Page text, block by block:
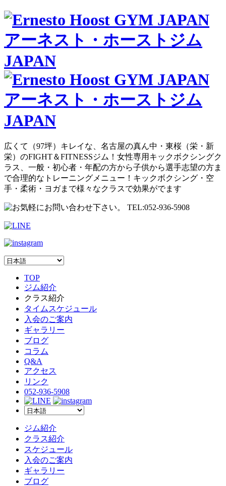
広くて（97坪）キレイな、名古屋の真ん中・東桜（栄・新
栄）のFIGHT＆FITNESSジム！女性専用キックボクシングク
ラス、一般・初心者・年配の方から子供から選手志望の方ま
で合理的なトレーニングメニュー！キックボクシング・空
手・柔術・ヨガまで様々なクラスで効果がでます
TOP
ジム紹介
クラス紹介
タイムスケジュール
入会のご案内
ギャラリー
ブログ
コラム
Q&A
アクセス
リンク
052-936-5908
ジム紹介
クラス紹介
スケジュール
入会のご案内
ギャラリー
ブログ